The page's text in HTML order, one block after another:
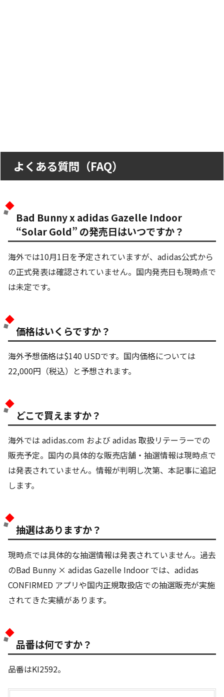
よくある質問（FAQ）
Bad Bunny x adidas Gazelle Indoor
“Solar Gold” の発売日はいつですか？
海外では10月1日を予定されていますが、adidas公式から
の正式発表は確認されていません。国内発売日も現時点で
は未定です。
価格はいくらですか？
海外予想価格は$140 USDです。国内価格については
22,000円（税込）と予想されます。
どこで買えますか？
海外では adidas.com および adidas 取扱リテーラーでの
販売予定。国内の具体的な販売店舗・抽選情報は現時点で
は発表されていません。情報が判明し次第、本記事に追記
します。
抽選はありますか？
現時点では具体的な抽選情報は発表されていません。過去
のBad Bunny × adidas Gazelle Indoor では、adidas
CONFIRMED アプリや国内正規取扱店での抽選販売が実施
されてきた実績があります。
品番は何ですか？
品番はKI2592。